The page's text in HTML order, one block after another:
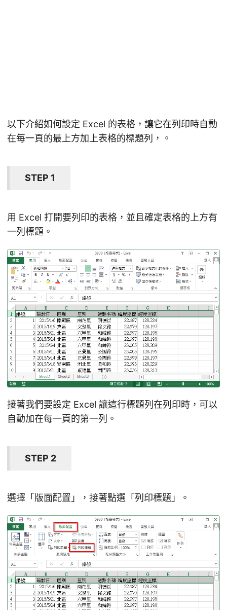
以下介紹如何設定 Excel 的表格，讓它在列印時自動
在每一頁的最上方加上表格的標題列，。
STEP 1
用 Excel 打開要列印的表格，並且確定表格的上方有
一列標題。
接著我們要設定 Excel 讓這行標題列在列印時，可以
自動加在每一頁的第一列。
STEP 2
選擇「版面配置」，接著點選「列印標題」。